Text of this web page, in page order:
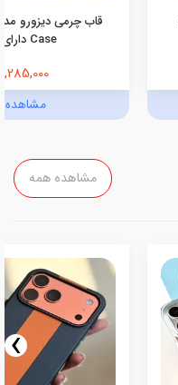
Case دارای مگ‌سیف
1,285,000 تومان
مشاهده
مشاهده همه
›